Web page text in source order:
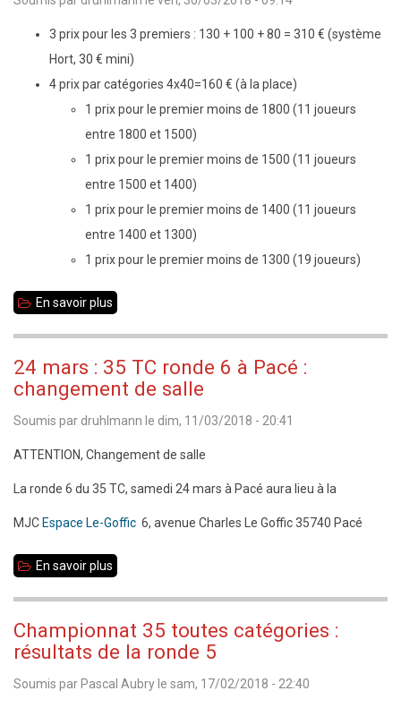
:
Grille
américaine
3 prix pour les 3 premiers : 130 + 100 + 80 = 310 € (système
Hort, 30 € mini)
4 prix par catégories 4x40=160 € (à la place)
1 prix pour le premier moins de 1800 (11 joueurs
entre 1800 et 1500)
1 prix pour le premier moins de 1500 (11 joueurs
entre 1500 et 1400)
1 prix pour le premier moins de 1400 (11 joueurs
entre 1400 et 1300)
1 prix pour le premier moins de 1300 (19 joueurs)
En savoir plus
au
TC
2018
24 mars : 35 TC ronde 6 à Pacé :
changement de salle
Soumis par druhlmann le dim, 11/03/2018 - 20:41
ATTENTION, Changement de salle
La ronde 6 du 35 TC, samedi 24 mars à Pacé aura lieu à la
MJC Espace Le-Goffic 6, avenue Charles Le Goffic 35740 Pacé
En savoir plus
TC
Championnat 35 toutes catégories :
résultats de la ronde 5
Soumis par Pascal Aubry le sam, 17/02/2018 - 22:40